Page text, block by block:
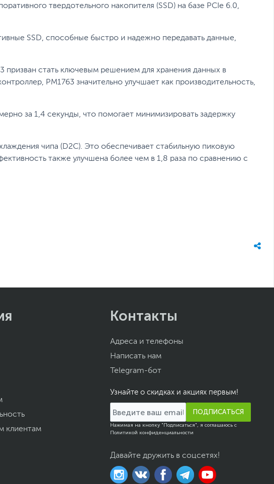
твердотельного накопителя (SSD) на базе PCIe 6.0,
SSD, способные быстро и надежно передавать данные,
призван стать ключевым решением для хранения данных в
PM1763 значительно улучшает как производительность,
за 1,4 секунды, что помогает минимизировать задержку
чипа (D2C). Это обеспечивает стабильную пиковую
также улучшена более чем в 1,8 раза по сравнению с
клиентам
Контакты
Адреса и телефоны
Написать нам
Telegram-бот
Узнайте о скидках и акциях первым!
ПОДПИСАТЬСЯ
Нажимая на кнопку "Подписаться", я соглашаюсь с
Политикой конфиденциальности
Давайте дружить в соцсетях!